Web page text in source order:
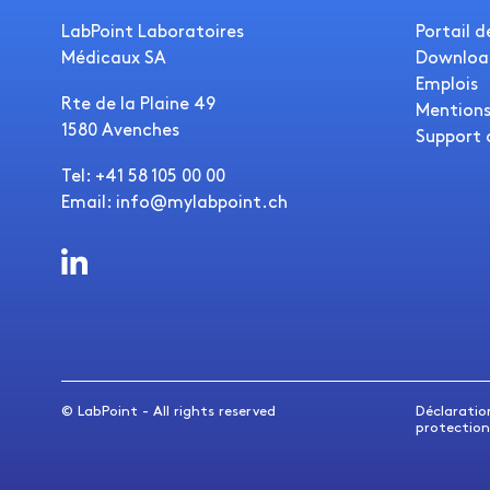
LabPoint Laboratoires
Médicaux SA
Rte de la Plaine 49
1580 Avenches
Tel: +41 58 105 00 00
Email: info@mylabpoint.ch
Portail
Emplois
Support
© LabPoint - All rights reserved
protection